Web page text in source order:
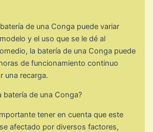
de una Conga puede variar
y el uso que se le dé al
la batería de una Conga puede
de funcionamiento continuo
una recarga.
tener en cuenta que este
afectado por diversos factores,